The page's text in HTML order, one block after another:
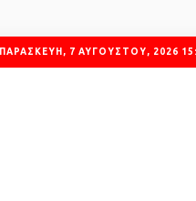
ΠΑΡΑΣΚΕΥΉ, 7 ΑΥΓΟΎΣΤΟΥ, 2026